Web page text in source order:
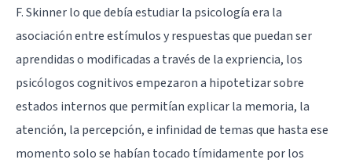
F. Skinnerlo que debía estudiar la psicología era la
asociación entre estímulos y respuestas que puedan ser
aprendidas o modificadas a través de la expriencia, los
psicólogos cognitivos empezaron a hipotetizar sobre
estados internos que permitían explicar la memoria, la
atención, la percepción, e infinidad de temas que hasta ese
momento solo se habían tocado tímidamente por los